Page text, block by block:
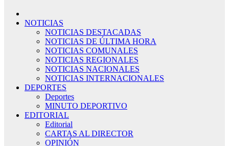
NOTICIAS
NOTICIAS DESTACADAS
NOTICIAS DE ÚLTIMA HORA
NOTICIAS COMUNALES
NOTICIAS REGIONALES
NOTICIAS NACIONALES
NOTICIAS INTERNACIONALES
DEPORTES
Deportes
MINUTO DEPORTIVO
EDITORIAL
Editorial
CARTAS AL DIRECTOR
OPINIÓN